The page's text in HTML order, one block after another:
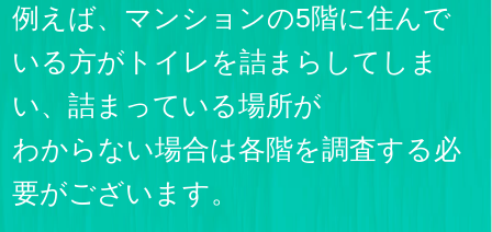
例えば、マンションの5階に住んで
いる方がトイレを詰まらしてしま
い、詰まっている場所が
わからない場合は各階を調査する必
要がございます。